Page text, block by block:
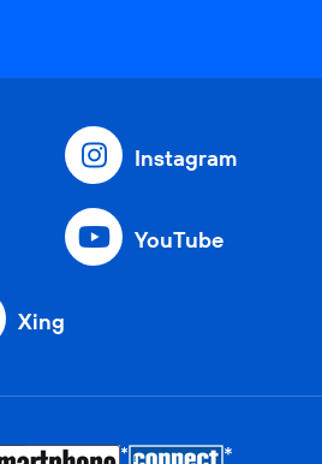
Instagram
YouTube
Xing